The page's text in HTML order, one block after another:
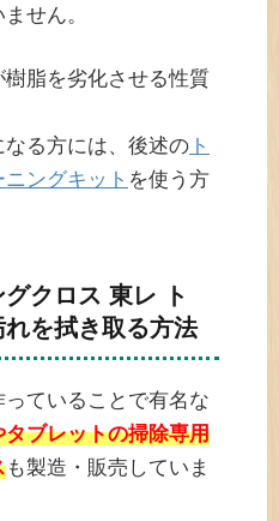
せん。
脂を劣化させる性質
る方には、後述の ト
ングキット を使う方
クロス 東レ ト
を拭き取る方法
ていることで有名な
タブレットの掃除専用
も製造・販売していま